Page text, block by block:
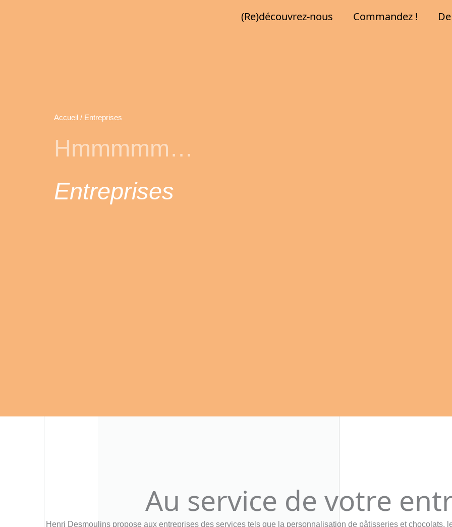
(Re)découvrez-nous Commandez !
Accueil / Entreprises
Hmmmmm…
Entreprises
Au service de votre
Henri Desmoulins propose aux entreprises des services tels que la personnalisation de pâtisseries et